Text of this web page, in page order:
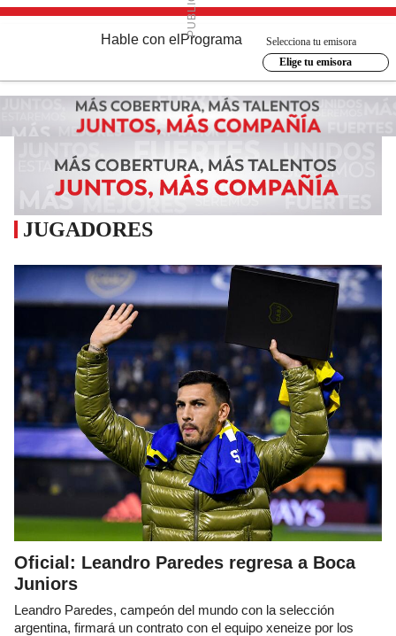
Hable con el Programa
Selecciona tu emisora
Elige tu emisora
JUGADORES
Oficial: Leandro Paredes regresa a Boca
Juniors
Leandro Paredes, campeón del mundo con la selección
argentina, firmará un contrato con el equipo xeneize por los